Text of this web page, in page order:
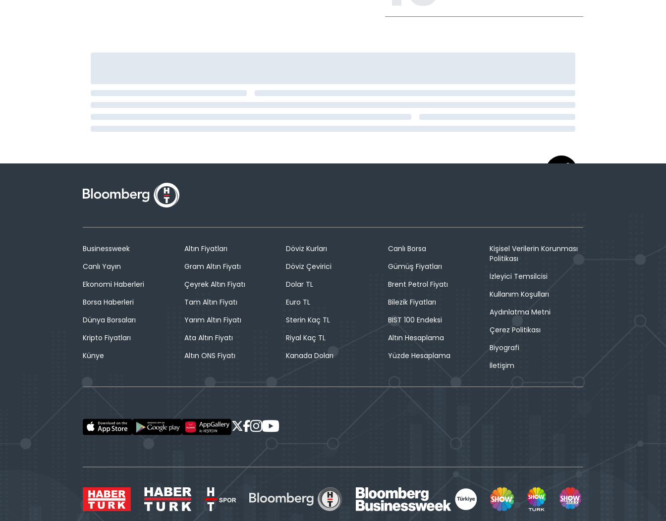
Businessweek
Canlı Yayın
Ekonomi Haberleri
Borsa Haberleri
Dünya Borsaları
Kripto Fiyatları
Künye
Altın Fiyatları
Gram Altın Fiyatı
Çeyrek Altın Fiyatı
Tam Altın Fiyatı
Yarım Altın Fiyatı
Ata Altın Fiyatı
Altın ONS Fiyatı
Döviz Kurları
Döviz Çevirici
Dolar TL
Euro TL
Sterin Kaç TL
Riyal Kaç TL
Kanada Doları
Canlı Borsa
Gümüş Fiyatları
Brent Petrol Fiyatı
Bilezik Fiyatları
BIST 100 Endeksi
Altın Hesaplama
Yüzde Hesaplama
Kişisel Verilerin Korunması
Politikası
İzleyici Temsilcisi
Kullanım Koşulları
Aydınlatma Metni
Çerez Politikası
Biyografi
İletişim